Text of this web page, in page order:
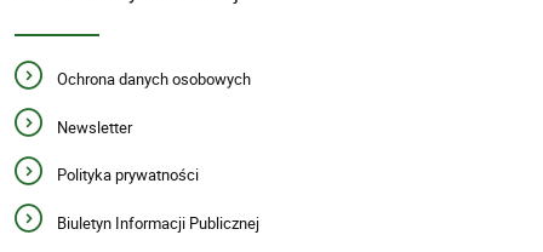
Ochrona danych osobowych
Newsletter
Polityka prywatności
Biuletyn Informacji Publicznej